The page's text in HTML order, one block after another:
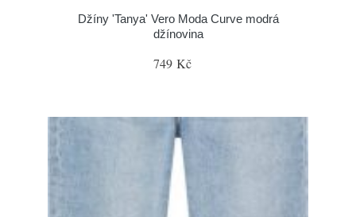
Džíny 'Tanya' Vero Moda Curve modrá
džínovina
749 Kč